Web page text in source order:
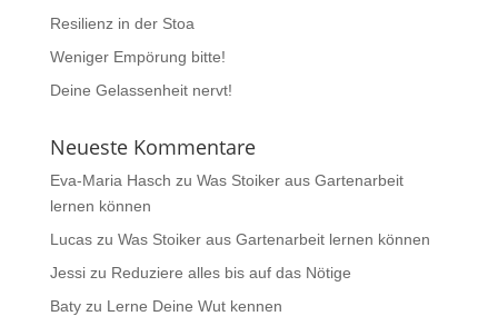
Resilienz in der Stoa
Weniger Empörung bitte!
Deine Gelassenheit nervt!
Neueste Kommentare
Eva-Maria Hasch zu Was Stoiker aus Gartenarbeit
lernen können
Lucaszu Was Stoiker aus Gartenarbeit lernen können
Jessizu Reduziere alles bis auf das Nötige
Batyzu Lerne Deine Wut kennen